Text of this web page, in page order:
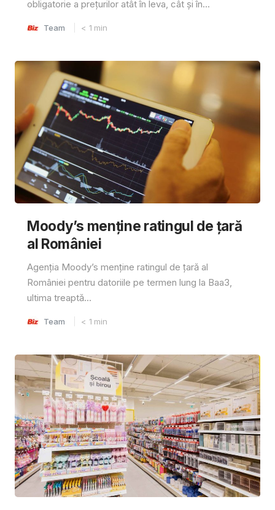
obligatorie a prețurilor atât în ​​leva, cât și în...
Team < 1 min
Moody’s menține ratingul de țară
al României
Agenția Moody’s menține ratingul de țară al
României pentru datoriile pe termen lung la Baa3,
ultima treaptă...
Team < 1 min